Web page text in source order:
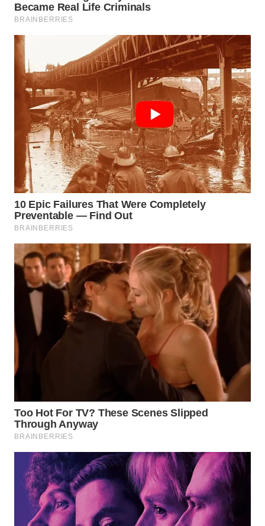
NATUNA
WN
BINTAN
WN
MANDALIKA
WN
LIKUPANG
WN
LABUANBAJO
WN
BORNEO
Wahana
WAHANA
NEWS
TANI
WAHANA
WAHANA
INFRASTRUKTUR
WAHANA